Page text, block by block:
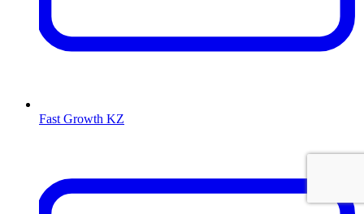
Fast Growth KZ